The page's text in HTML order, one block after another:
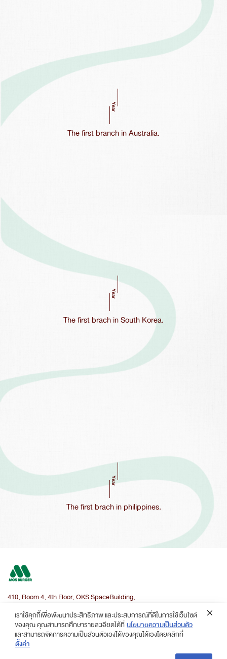
Year
The first branch in Australia.
Year
The first brach in South Korea.
Year
The first brach in philippines.
410, Room 4, 4th Floor, OKS SpaceBuilding,
เราใช้คุกกี้เพื่อพัฒนาประสิทธิภาพ และประสบการณ์ที่ดีในการใช้เว็บไซต์
ของคุณ คุณสามารถศึกษารายละเอียดได้ที่ นโยบายความเป็นส่วนตัว
และสามารถจัดการความเป็นส่วนตัวเองได้ของคุณได้เองโดยคลิกที่
ตั้งค่า